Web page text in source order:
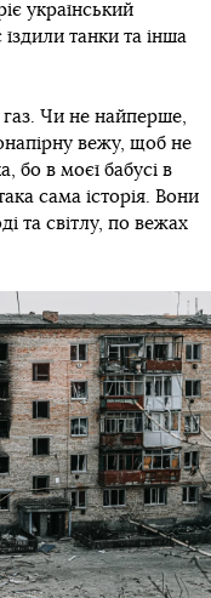
український
танки та інша
газ. Чи не найперше,
вежу, щоб не
бо в моєї бабусі в
сама історія. Вони
та світлу, по вежах